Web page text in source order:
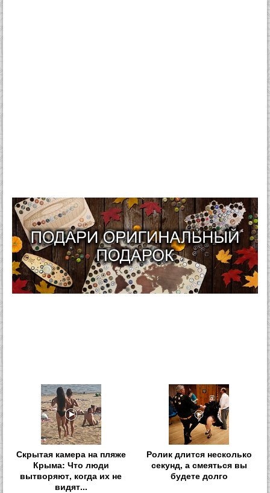
Скрытая камера на пляже
Крыма: Что люди
вытворяют, когда их не
видят...
Ролик длится несколько
секунд, а смеяться вы
будете долго